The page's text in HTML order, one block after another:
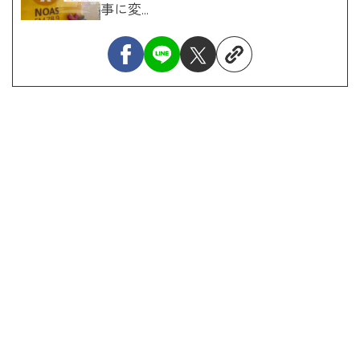
事に変...